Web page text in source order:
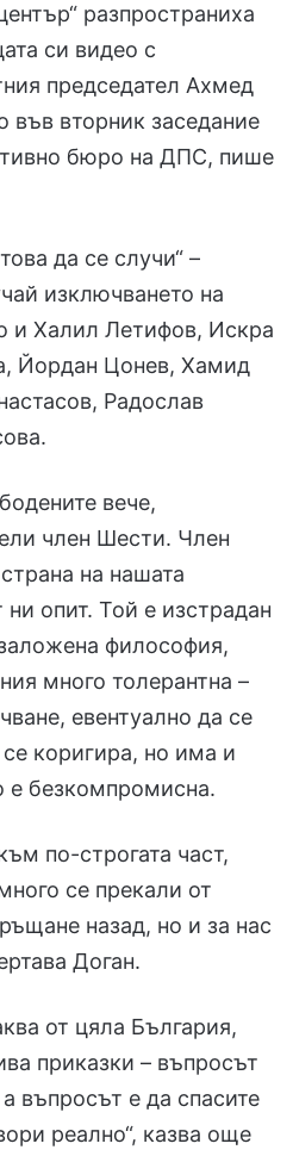
разпространиха
си видео с
председател Ахмед
във вторник заседание
бюро на ДПС, пише
да се случи“ –
изключването на
и Халил Летифов, Искра
Йордан Цонев, Хамид
Радослав
вече,
член Шести. Член
на нашата
ни опит. Той е изстрадан
философия,
много толерантна –
евентуално да се
коригира, но има и
е безкомпромисна.
по-строгата част,
се прекали от
назад, но и за нас
Доган.
от цяла България,
приказки – въпросът
въпросът е да спасите
реално“, казва още